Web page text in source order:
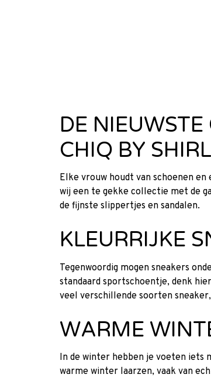
DE
CHIQ BY
Elke vrouw houdt van schoenen
wij een te gekke collectie met de
de fijnste slippertjes en sandalen.
KLEURRIJKE
Tegenwoordig mogen sneakers
standaard sportschoentje, denk
veel verschillende soorten
WARME
In de winter hebben je voeten iets
warme winter laarzen, vaak van